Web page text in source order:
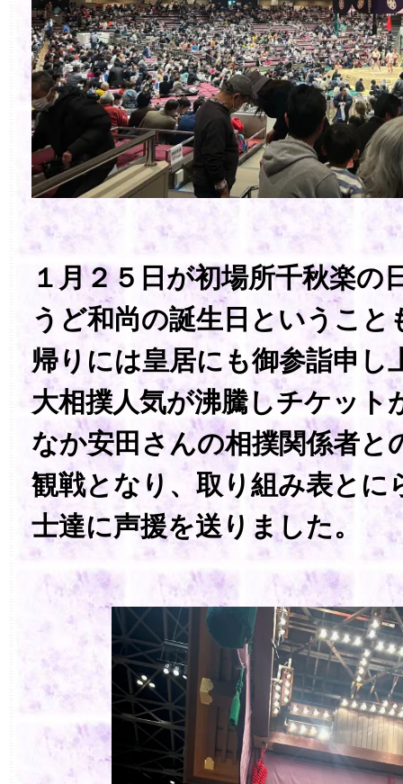
１月２５日が初場所千秋楽の
うど和尚の誕生日ということ
帰りには皇居にも御参詣申し
大相撲人気が沸騰しチケット
なか安田さんの相撲関係者と
観戦となり、取り組み表とに
士達に声援を送りました。